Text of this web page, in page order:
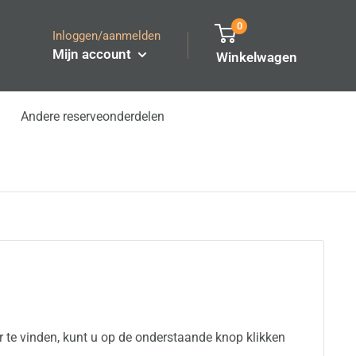
Inloggen/aanmelden
Mijn account
0
Winkelwagen
Andere reserveonderdelen
vinden, kunt u op de onderstaande knop klikken